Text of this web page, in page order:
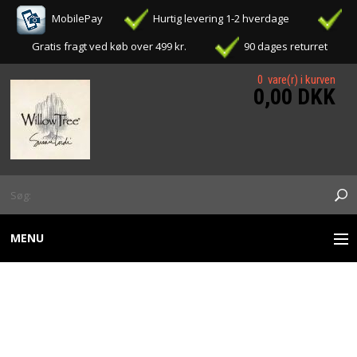
MobilePay
Hurtig levering 1-2 hverdage
Gratis fragt ved køb over 499 kr.
90 dages returret
0 vare(r) i kurven
0,00 DKK
MENU